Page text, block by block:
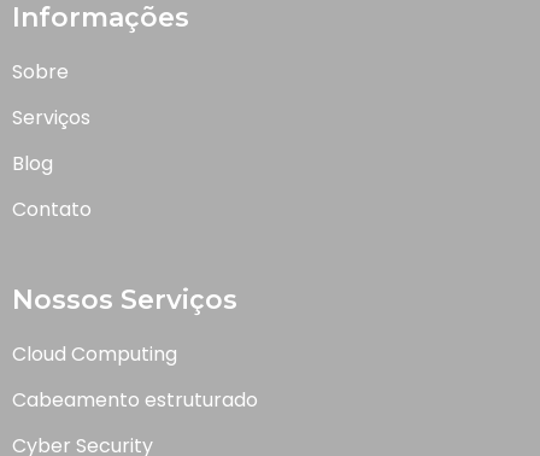
Informações
Sobre
Serviços
Blog
Contato
Nossos Serviços
Cloud Computing
Cabeamento estruturado
Cyber Security